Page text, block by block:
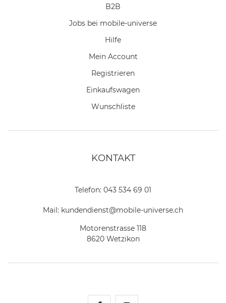
B2B
Jobs bei mobile-universe
Hilfe
Mein Account
Registrieren
Einkaufswagen
Wunschliste
KONTAKT
Telefon: 043 534 69 01
Mail: kundendienst@mobile-universe.ch
Motorenstrasse 118
8620 Wetzikon